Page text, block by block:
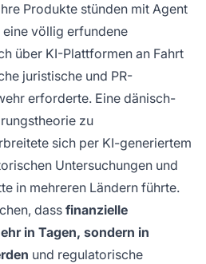
Produkte stünden mit Agent
eine völlig erfundene
über KI-Plattformen an Fahrt
juristische und PR-
erforderte. Eine dänisch-
zu
sich per KI-generiertem
Untersuchungen und
in mehreren Ländern führte.
dass finanzielle
in Tagen, sondern in
und regulatorische